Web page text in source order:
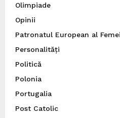
Olimpiade
Opinii
Patronatul European al
Personalități
Politică
Polonia
Portugalia
Post Catolic